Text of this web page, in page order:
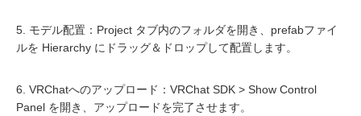
5. モデル配置：Project タブ内のフォルダを開き、prefabファイ
ルを Hierarchy にドラッグ＆ドロップして配置します。
6. VRChatへのアップロード：VRChat SDK > Show Control
Panel を開き、アップロードを完了させます。